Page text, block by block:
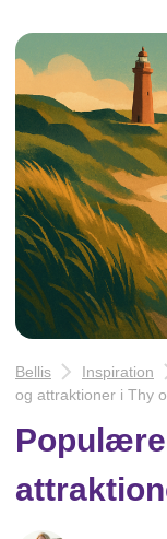
Bellis Inspiration
og attraktioner i Thy